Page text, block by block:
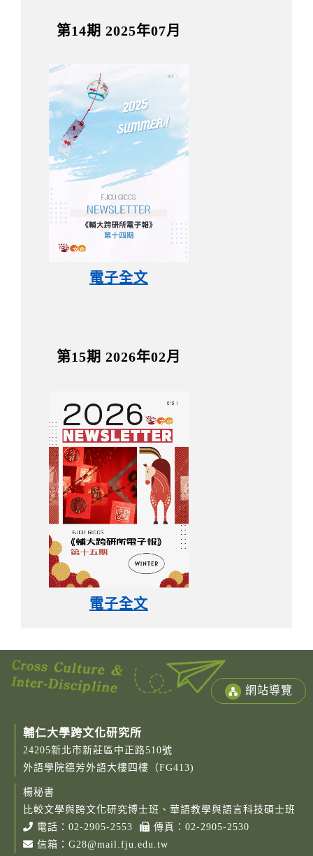
第14期 2025年07月
電子全文
第15期 2026年02月
電子全文
網站導覽
輔仁大學跨文化研究所
24205新北市新莊區中正路510號
外語學院德芳外語大樓四樓（FG413)
楊秘書
比較文學與跨文化研究博士班、華語教學與語言科技碩士班
電話： 02-2905-2553
傳真：02-2905-2530
信箱： G28@mail.fju.edu.tw